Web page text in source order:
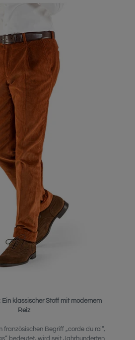
klassischer Stoff mit modernem
Reiz
französischen Begriff „corde du roi“,
bedeutet, wird seit Jahrhunderten